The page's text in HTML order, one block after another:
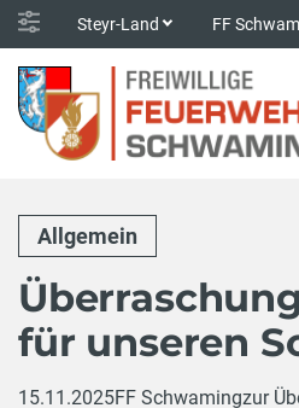
Steyr-Land FF
Allgemein
für unseren
15.11.2025FF Schwamingzur